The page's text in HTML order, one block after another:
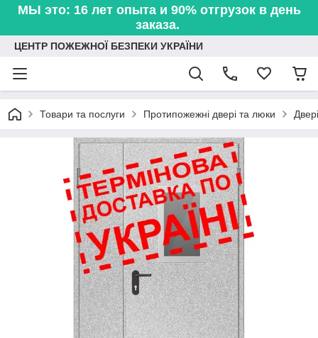
МЫ это: 16 лет опыта и 90% отгрузок в день
заказа.
ЦЕНТР ПОЖЕЖНОЇ БЕЗПЕКИ УКРАЇНИ
Товари та послуги Протипожежні двері та люки